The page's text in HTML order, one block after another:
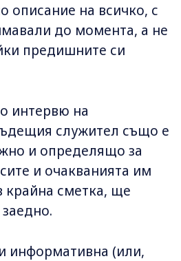
описание на всичко, с
до момента, а не
предишните си
интервю на
служител също е
и определящо за
и очакванията им
крайна сметка, ще
информативна (или,